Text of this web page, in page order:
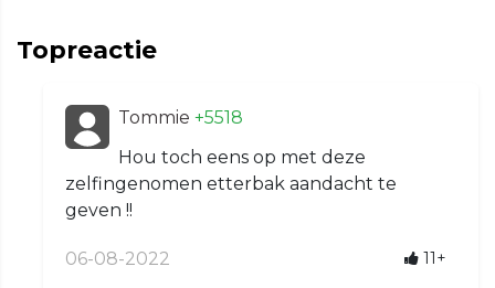
Topreactie
Tommie +5518
Hou toch eens op met deze
zelfingenomen etterbak aandacht te
geven !!
06-08-2022 11+